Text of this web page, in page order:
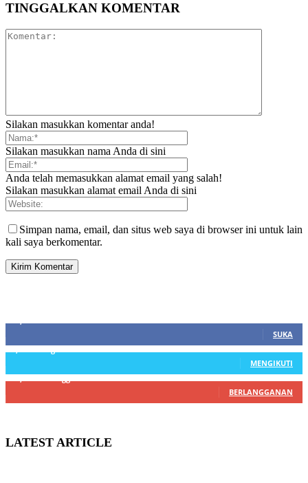
TINGGALKAN KOMENTAR
Silakan masukkan komentar anda!
Silakan masukkan nama Anda di sini
Anda telah memasukkan alamat email yang salah!
Silakan masukkan alamat email Anda di sini
Simpan nama, email, dan situs web saya di browser ini untuk lain
kali saya berkomentar.
SUKA
MENGIKUTI
BERLANGGANAN
LATEST ARTICLE